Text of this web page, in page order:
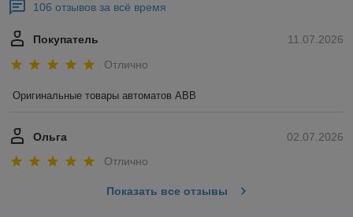
106 отзывов за всё время
11.07.2026
Покупатель
Отлично
Оригинальные товары автоматов ABB
02.07.2026
Ольга
Отлично
Показать все отзывы